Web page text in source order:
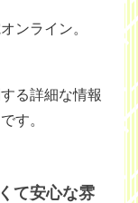
ンライン。
る詳細な情報
す。
て安心な雰